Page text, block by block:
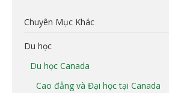
Chuyên Mục Khác
Du học
Du học Canada
Cao đẳng và Đại học tại Canada